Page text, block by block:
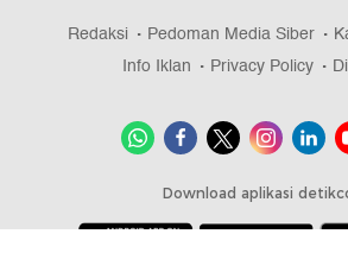
Redaksi Pedoman Media Siber
Info Iklan
Privacy Policy
Download aplikasi